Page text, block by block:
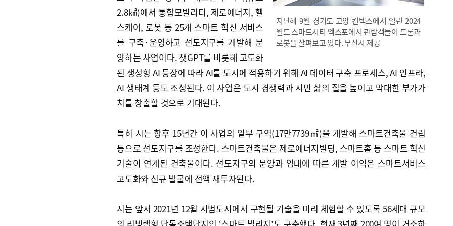
지난해 9월 경기도 고양 킨텍스에서 열린 2024
월드 스마트시티 엑스포에서 관람객들이 드론과
로봇을 살펴보고 있다. 부산시 제공
2.8㎢)에서 통합모빌리티, 제로에너지, 헬
스케어, 로봇 등 25개 스마트 혁신 서비스
를 구축·운영하고 선도지구를 개발해 분
양하는 사업이다. 챗GPT를 비롯해 고도화
된 생성형 AI 등장에 따라 AI를 도시에 적용하기 위해 AI 데이터 구축 프로세스, AI 인프라,
AI 생태계 등도 조성된다. 이 사업은 도시 경쟁력과 시민 삶의 질을 높이고 막대한 부가가
치를 창출할 것으로 기대된다.
특히 시는 향후 15년간 이 사업의 일부 구역(17만7739㎡)을 개발해 스마트건축물 건립
등으로 선도지구를 조성한다. 스마트건축물은 제로에너지빌딩, 스마트홈 등 스마트 혁신
기술이 연계된 건축물이다. 선도지구의 분양과 임대에 따른 개발 이익은 스마트서비스
고도화와 신규 발굴에 전액 재투자된다.
시는 앞서 2021년 12월 시범도시에서 구현될 기술을 미리 체험할 수 있도록 56세대 규모